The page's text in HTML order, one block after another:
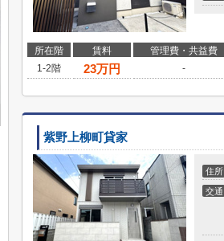
所在階 賃料 管理費・共益費
1-2階
23万円 -
紫野上柳町貸家
住所
交通